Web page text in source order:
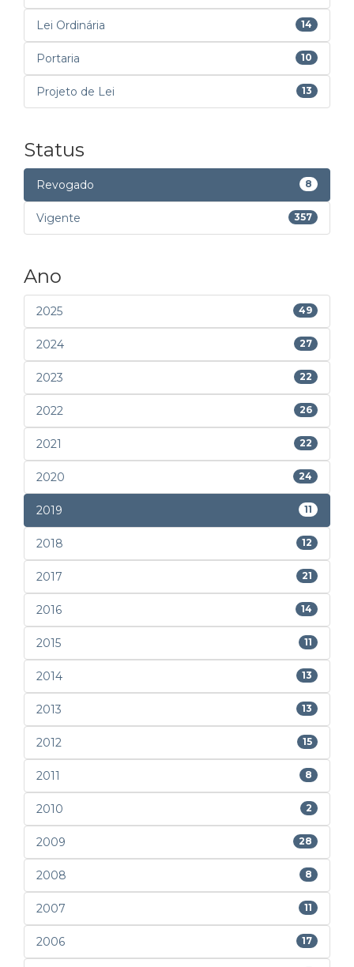
Lei Ordinária 14
Portaria 10
Projeto de Lei 13
Status
Revogado 8
Vigente 357
Ano
2025 49
2024 27
2023 22
2022 26
2021 22
2020 24
2019 11
2018 12
2017 21
2016 14
2015 11
2014 13
2013 13
2012 15
2011 8
2010 2
2009 28
2008 8
2007 11
2006 17